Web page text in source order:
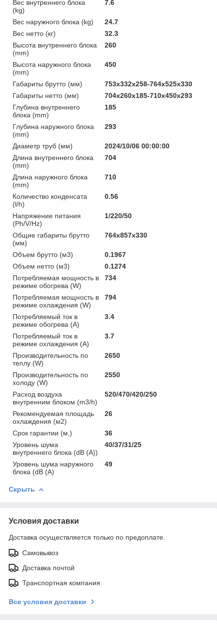
Вес внутреннего блока
(kg)
7.6
Вес наружного блока (kg)
24.7
Вес нетто (кг)
32.3
Высота внутреннего блока
(mm)
260
Высота наружного блока
(mm)
450
Габариты брутто (мм)
753x332x258-764x525x330
Габариты нетто (мм)
704x260x185-710x450x293
Глубина внутреннего
блока (mm)
185
Глубина наружного блока
(mm)
293
Диаметр труб (мм)
2024/10/06 00:00:00
Длина внутреннего блока
(mm)
704
Длина наружного блока
(mm)
710
Количество конденсата
(l/h)
0.56
Напряжение питания
(Ph/V/Hz)
1/220/50
Общие габариты брутто
(мм)
764x857x330
Объем брутто (м3)
0.1967
Объем нетто (м3)
0.1274
Потребляемая мощность в
режиме обогрева (W)
734
Потребляемая мощность в
режиме охлаждения (W)
794
Потребляемый ток в
режиме обогрева (A)
3.4
Потребляемый ток в
режиме охлаждения (A)
3.7
Производительность по
теплу (W)
2650
Производительность по
холоду (W)
2550
Расход воздуха
внутренним блоком (m3/h)
520/470/420/250
Рекомендуемая площадь
охлаждения (м2)
26
Срок гарантии (м,)
36
Уровень шума
внутреннего блока (dB (A))
40/37/31/25
Уровень шума наружного
блока (dB (A)
49
Скрыть
Условия доставки
Доставка осуществляется только по предоплате.
Самовывоз
Доставка почтой
Транспортная компания
Все условия доставки